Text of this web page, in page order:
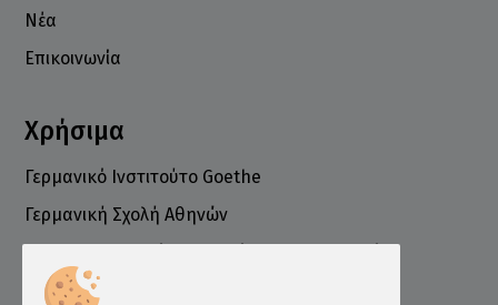
Νέα
Επικοινωνία
Χρήσιμα
Γερμανικό Ινστιτούτο Goethe
Γερμανική Σχολή Αθηνών
Επιμελητήριο